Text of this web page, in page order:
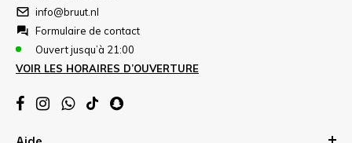
info@bruut.nl
Formulaire de contact
Ouvert jusqu’à 21:00
VOIR LES HORAIRES D’OUVERTURE